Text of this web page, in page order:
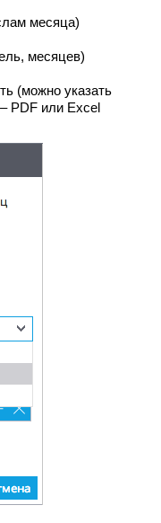
месяца)
месяцев)
(можно указать
PDF или Excel